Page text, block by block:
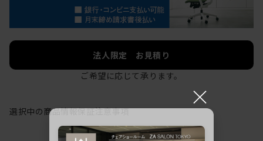
法人限定 お見積り
ご希望に応じて承ります。
選択中の商品情報保証注意事項
×